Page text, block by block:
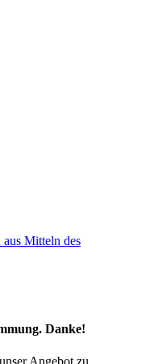
Mitteln des
Danke!
Angebot zu